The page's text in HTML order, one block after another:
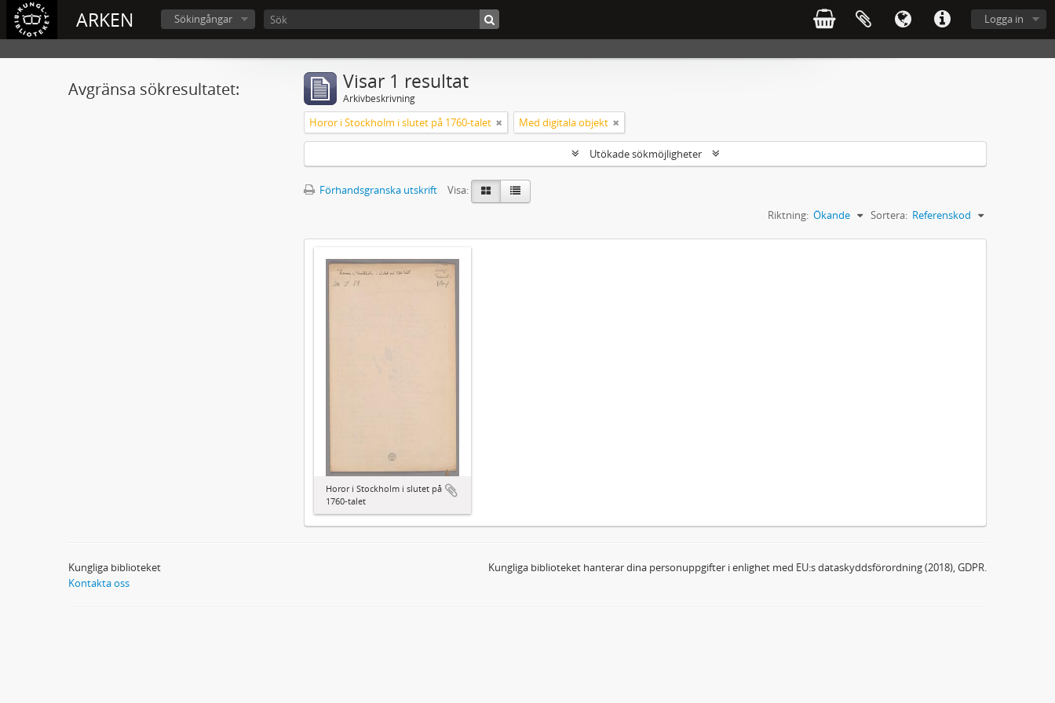
ARKEN Logga in
Sökingångar
Avgränsa sökresultatet: Visar 1 resultat
Arkivbeskrivning
Horor i Stockholm i slutet på 1760-talet Med digitala objekt
Utökade sökmöjligheter
Förhandsgranska utskrift
Visa:
Sortera: Referenskod
Riktning: Ökande
Horor i Stockholm i slutet på
1760-talet
Kungliga biblioteket
Kontakta oss
Kungliga biblioteket hanterar dina personuppgifter i enlighet med EU:s dataskyddsförordning (2018), GDPR.